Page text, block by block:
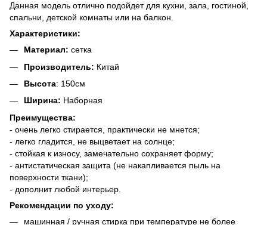
Данная модель отлично подойдет для кухни, зала, гостиной,
спальни, детской комнаты или на балкон.
Характеристики:
Материал: сетка
Производитель: Китай
Высота: 150см
Ширина: Наборная
Преимущества:
- очень легко стирается, практически не мнется;
- легко гладится, не выцветает на солнце;
- стойкая к износу, замечательно сохраняет форму;
- антистатическая защита (не накапливается пыль на
поверхности ткани);
- дополнит любой интерьер.
Рекомендации по уходу:
машинная / ручная стирка при температуре не более